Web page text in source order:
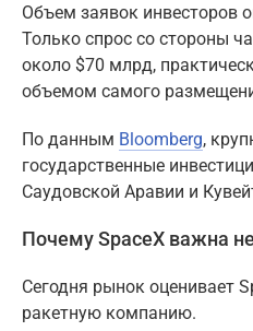
Объем заявок инвесторов
Только спрос со стороны
около $70 млрд,
объемом самого
По данным Bloomberg,
государственные
Саудовской Аравии и
Почему SpaceX важна
Сегодня рынок оценивает
ракетную компанию.